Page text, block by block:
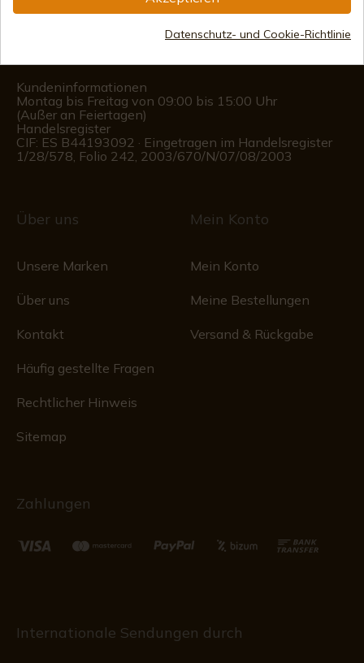
(+34)978 877 088
Kundeninformationen
Montag bis Freitag von 09:00 bis 15:00 Uhr
(Außer an Feiertagen)
Handelsregister
CIF: ES B44193092 · Eingetragen im Handelsregister
1/28/578, Folio 242, 2003/670/N/07/08/2003
Über uns
Unsere Marken
Über uns
Kontakt
Häufig gestellte Fragen
Rechtlicher Hinweis
Sitemap
Mein Konto
Mein Konto
Meine Bestellungen
Versand & Rückgabe
Zahlungen
Internationale Sendungen durch
Datenschutz- und Cookie-Richtlinie